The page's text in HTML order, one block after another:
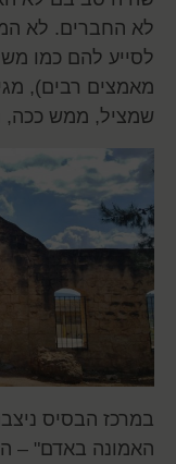
לא החברים. לא
לסייע להם כמו
מאמצים רבים),
שמציל, ממש ככה,
במרכז הבסיס
האמונה באדם" –